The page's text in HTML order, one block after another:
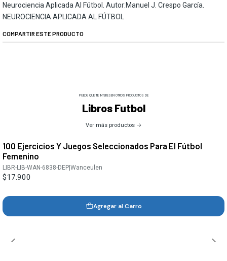
Neurociencia Aplicada Al Fútbol. Autor:Manuel J. Crespo García.
NEUROCIENCIA APLICADA AL FÚTBOL
COMPARTIR ESTE PRODUCTO
PUEDE QUE TE INTERESEN OTROS PRODUCTOS DE
Libros Futbol
Ver más productos
100 Ejercicios Y Juegos Seleccionados Para El Fútbol
Femenino
LIBR-LIB-WAN-6838-DEP |Wanceulen
$17.900
Agregar al Carro